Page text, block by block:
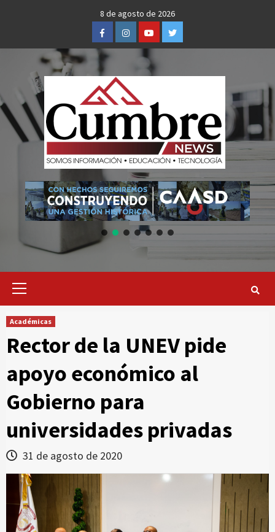
8 de agosto de 2026
FacebookInstagramYoutubeTwitter
Primary
Académicas
Rector de la UNEV pide
apoyo económico al
Gobierno para
universidades privadas
31 de agosto de 2020